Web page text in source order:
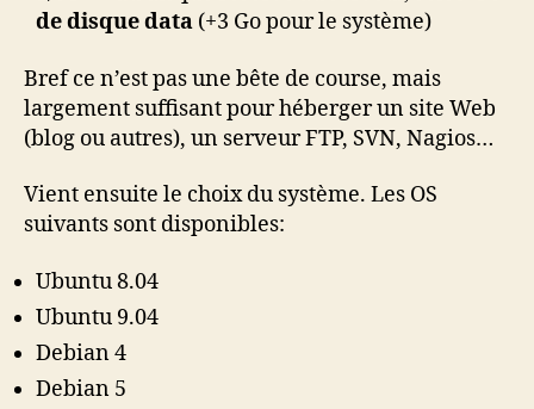
de disque data (+3 Go pour le système)
Bref ce n’est pas une bête de course, mais
largement suffisant pour héberger un site Web
(blog ou autres), un serveur FTP, SVN, Nagios…
Vient ensuite le choix du système. Les OS
suivants sont disponibles:
Ubuntu 8.04
Ubuntu 9.04
Debian 4
Debian 5